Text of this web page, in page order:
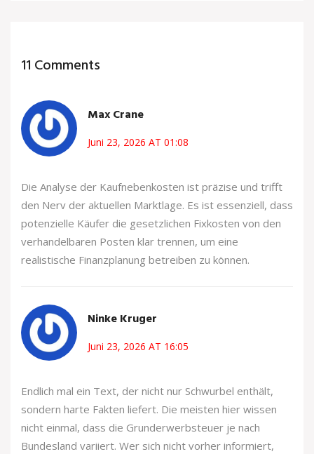
11 Comments
Max Crane
Juni 23, 2026 AT 01:08
Die Analyse der Kaufnebenkosten ist präzise und trifft
den Nerv der aktuellen Marktlage. Es ist essenziell, dass
potenzielle Käufer die gesetzlichen Fixkosten von den
verhandelbaren Posten klar trennen, um eine
realistische Finanzplanung betreiben zu können.
Ninke Kruger
Juni 23, 2026 AT 16:05
Endlich mal ein Text, der nicht nur Schwurbel enthält,
sondern harte Fakten liefert. Die meisten hier wissen
nicht einmal, dass die Grunderwerbsteuer je nach
Bundesland variiert. Wer sich nicht vorher informiert,